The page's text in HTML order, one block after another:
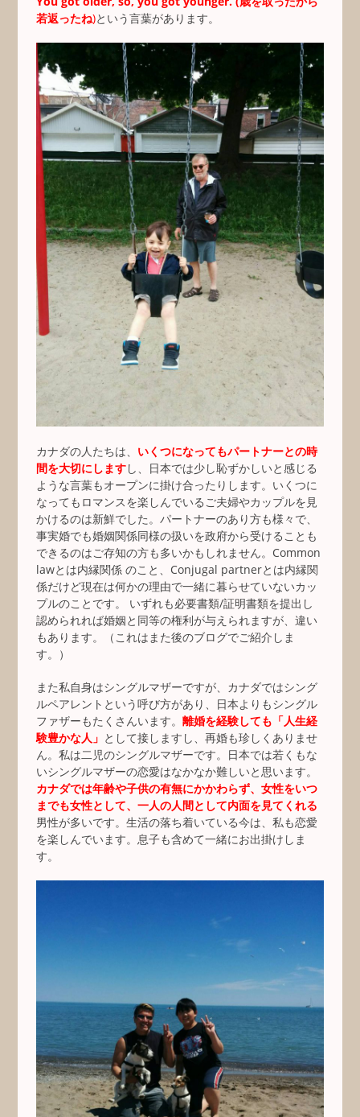
若返ったね)という言葉があります。
カナダの人たちは、 いくつになってもパートナーとの時
間を大切にしますし、日本では少し恥ずかしいと感じる
ような言葉もオープンに掛け合ったりします。いくつに
なってもロマンスを楽しんでいるご夫婦やカップルを見
かけるのは新鮮でした。パートナーのあり方も様々で、
事実婚でも婚姻関係同様の扱いを政府から受けることも
できるのはご存知の方も多いかもしれません。Common
lawとは内縁関係 のこと、Conjugal partnerとは内縁関
係だけど現在は何かの理由で一緒に暮らせていないカッ
プルのことです。 いずれも必要書類/証明書類を提出し
認められれば婚姻と同等の権利が与えられますが、違い
もあります。（これはまた後のブログでご紹介しま
す。）
また私自身はシングルマザーですが、カナダではシング
ルペアレントという呼び方があり、日本よりもシングル
ファザーもたくさんいます。 離婚を経験しても「人生経
験豊かな人」 として接しますし、再婚も珍しくありませ
ん。私は二児のシングルマザーです。日本では若くもな
いシングルマザーの恋愛はなかなか難しいと思います。
カナダでは年齢や子供の有無にかかわらず、女性をいつ
までも女性として、一人の人間として内面を見てくれる
男性が多いです。生活の落ち着いている今は、私も恋愛
を楽しんでいます。息子も含めて一緒にお出掛けしま
す。